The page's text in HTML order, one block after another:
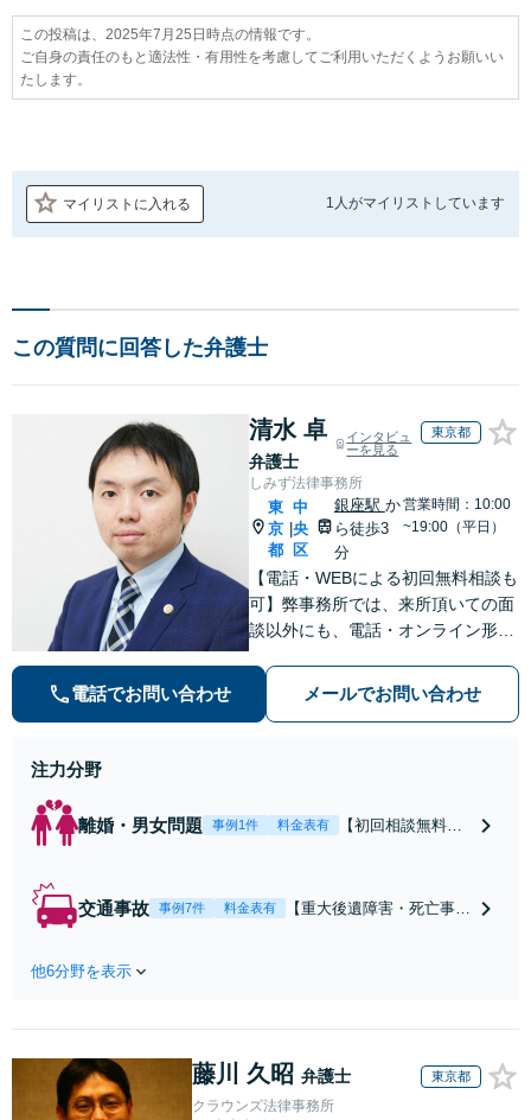
この投稿は、2025年7月25日時点の情報です。
ご自身の責任のもと適法性・有用性を考慮してご利用いただくようお願いい
たします。
マイリストに入れる 1人がマイリストしています
この質問に回答した弁護士
清水 卓
弁護士
インタビュ
ーを見る
東京都
しみず法律事務所
東
京
都
|
中
央
区
銀座駅 か
ら徒歩3
分
営業時間：10:00
~19:00（平日）
【電話・WEBによる初回無料相談も
可】弊事務所では、来所頂いての面
談以外にも、電話・オンライン形式
弁護士にご相談頂くことで、今のご
不安が和らぐとともに、問題解決の
電話でお問い合わせ メールでお問い合わせ
注力分野
離婚・男女問題 事例1件 料金表有
【初回相談無料】
条件で離婚ができ
績あり」子の引渡
し・認知・親子関
交通事故 事例7件 料金表有
【重大後遺障害・死亡事案
談無料】【電話・オンライ
応・納得できる解決を」
「刑事裁判のニーズにも対
他6分野を表示
藤川 久昭 弁護士 東京都
クラウンズ法律事務所